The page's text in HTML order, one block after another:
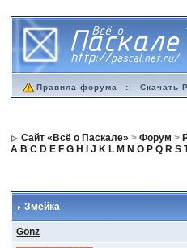
Правила форума :: Скачать
Сайт «Всё о Паскале» >Форум >
A B C D E F G H J K L M N O P Q R S
Змейка
Gonz